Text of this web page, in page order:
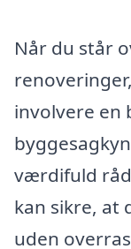
Når du står
involvere en
værdifuld
kan sikre, at
uden